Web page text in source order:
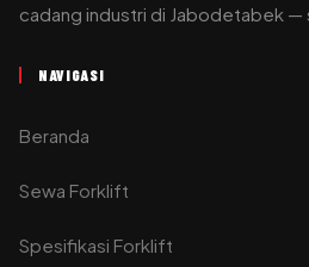
cadang industri di Jabodetabek —
NAVIGASI
Beranda
Sewa Forklift
Spesifikasi Forklift